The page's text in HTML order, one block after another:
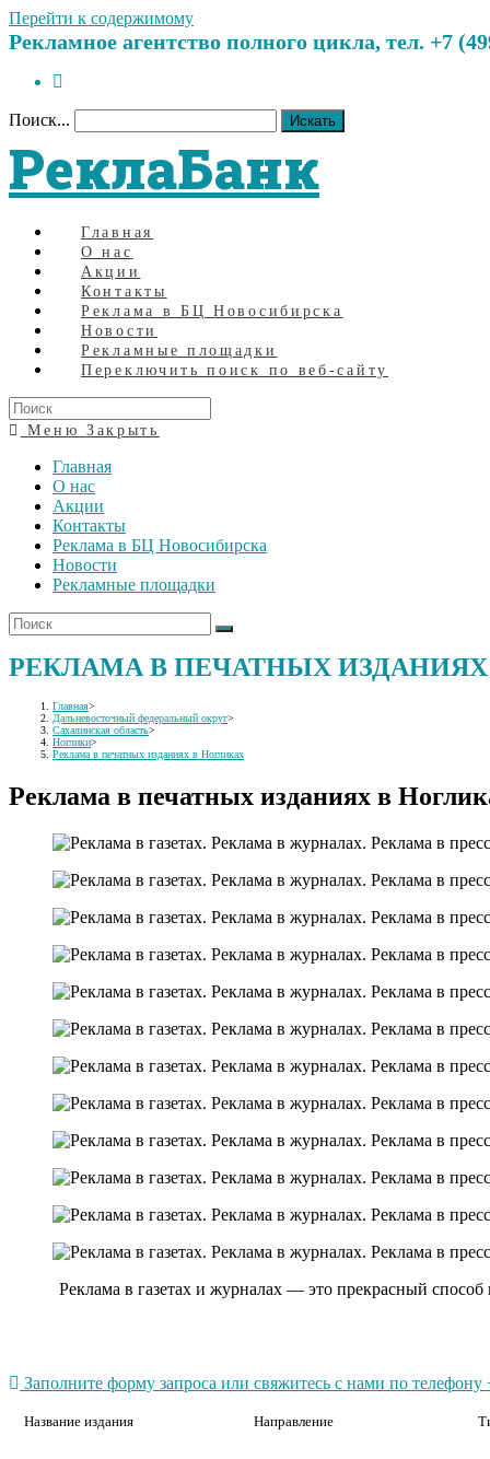
Перейти к содержимому
Рекламное агентство полного цикла, тел. +7
Поиск... Искать
РеклаБанк
Главная
О нас
Акции
Контакты
Реклама в БЦ Новосибирска
Новости
Рекламные площадки
Переключить поиск по веб-сайту
Меню Закрыть
Главная
О нас
Акции
Контакты
Реклама в БЦ Новосибирска
Новости
Рекламные площадки
РЕКЛАМА В ПЕЧАТНЫХ
Главная>
Дальневосточный федеральный округ>
Сахалинская область>
Ноглики>
Реклама в печатных изданиях в Ногликах
Реклама в печатных изданиях в
Реклама в газетах и журналах — это прекрасный
Заполните форму запроса или свяжитесь с нами по
Название издания Направление